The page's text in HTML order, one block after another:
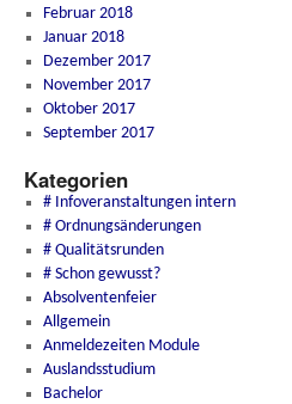
Februar 2018
Januar 2018
Dezember 2017
November 2017
Oktober 2017
September 2017
Kategorien
# Infoveranstaltungen intern
# Ordnungsänderungen
# Qualitätsrunden
# Schon gewusst?
Absolventenfeier
Allgemein
Anmeldezeiten Module
Auslandsstudium
Bachelor